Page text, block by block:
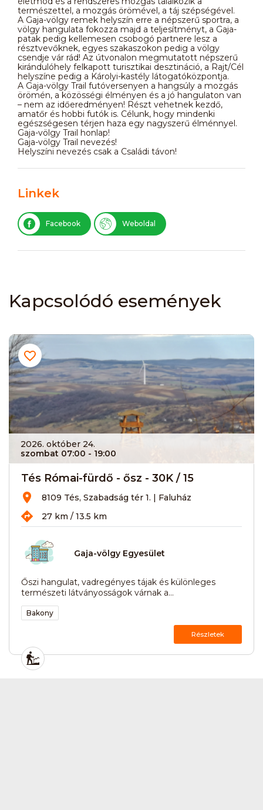
természettel, a mozgás örömével, a táj szépségével.
A Gaja-völgy remek helyszín erre a népszerű sportra, a
völgy hangulata fokozza majd a teljesítményt, a Gaja-
patak pedig kellemesen csobogó partnere lesz a
résztvevőknek, egyes szakaszokon pedig a völgy
csendje vár rád! Az útvonalon megmutatott népszerű
kirándulóhely felkapott turisztikai desztináció, a Rajt/Cél
helyszíne pedig a Károlyi-kastély látogatóközpontja.
A Gaja-völgy Trail futóversenyen a hangsúly a mozgás
örömén, a közösségi élményen és a jó hangulaton van
– nem az időeredményen! Részt vehetnek kezdő,
amatőr és hobbi futók is. Célunk, hogy mindenki
egészségesen térjen haza egy nagyszerű élménnyel.
Gaja-völgy Trail honlap!
Gaja-völgy Trail nevezés!
Helyszíni nevezés csak a Családi távon!
Linkek
Facebook Weboldal
Kapcsolódó események
2026. október 24.
szombat 07:00 - 19:00
Tés Római-fürdő - ősz - 30K / 15
8109 Tés, Szabadság tér 1. | Faluház
27 km / 13.5 km
Gaja-völgy Egyesület
Őszi hangulat, vadregényes tájak és különleges
természeti látványosságok várnak a...
Bakony
Részletek